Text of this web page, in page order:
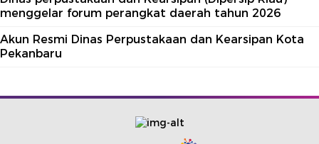
menggelar forum perangkat daerah tahun 2026
Akun Resmi Dinas Perpustakaan dan Kearsipan Kota
Pekanbaru